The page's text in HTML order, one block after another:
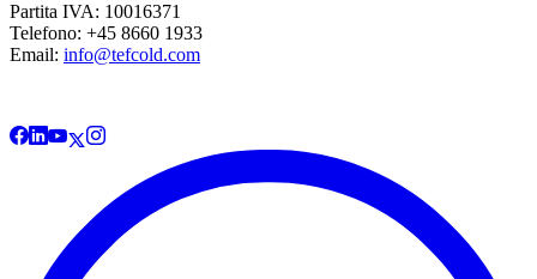
Partita IVA: 10016371
Telefono: +45 8660 1933
Email: info@tefcold.com